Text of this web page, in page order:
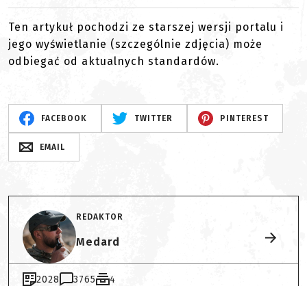
Ten artykuł pochodzi ze starszej wersji portalu i
jego wyświetlanie (szczególnie zdjęcia) może
odbiegać od aktualnych standardów.
FACEBOOK TWITTER PINTEREST
EMAIL
REDAKTOR
Medard
2028 3765 4